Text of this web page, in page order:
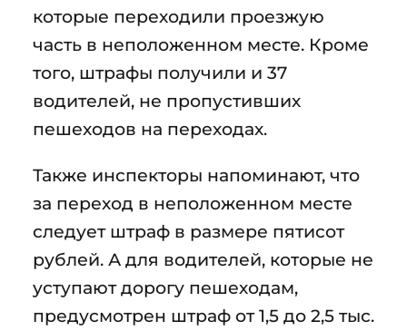
которые переходили проезжую
часть в неположенном месте. Кроме
того, штрафы получили и 37
водителей, не пропустивших
пешеходов на переходах.
Также инспекторы напоминают, что
за переход в неположенном месте
следует штраф в размере пятисот
рублей. А для водителей, которые не
уступают дорогу пешеходам,
предусмотрен штраф от 1,5 до 2,5 тыс.